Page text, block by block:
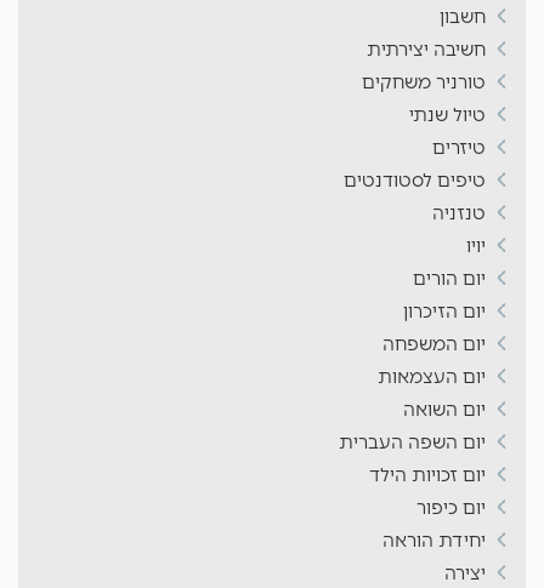
חשבון
חשיבה יצירתית
טורניר משחקים
טיול שנתי
טיזרים
טיפים לסטודנטים
טנזניה
יויו
יום הורים
יום הזיכרון
יום המשפחה
יום העצמאות
יום השואה
יום השפה העברית
יום זכויות הילד
יום כיפור
יחידת הוראה
יצירה